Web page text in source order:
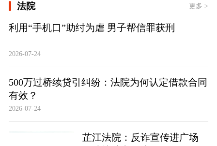
法院 更多 >
利用“手机口”助纣为虐 男子帮信罪获刑
2026-07-24
500万过桥续贷引纠纷：法院为何认定借款合同
有效？
2026-07-24
芷江法院：反诈宣传进广场